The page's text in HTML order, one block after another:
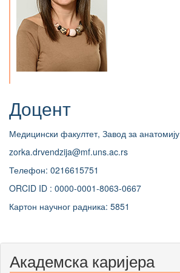
Доцент
Медицински факултет, Завод за анатомију
zorka.drvendzija@mf.uns.ac.rs
Телефон: 0216615751
ORCID ID : 0000-0001-8063-0667
Картон научног радника: 5851
Академска каријера